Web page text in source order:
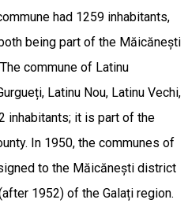
had 1259 inhabitants,
being part of the Măicănești
commune of Latinu
Latinu Nou, Latinu Vechi,
inhabitants; it is part of the
In 1950, the communes of
to the Măicănești district
1952) of the Galați region.